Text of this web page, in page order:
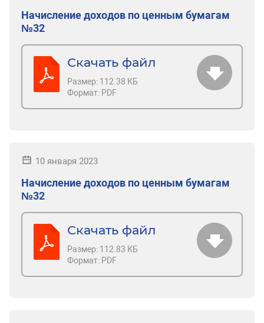
Начисление доходов по ценным бумагам
№32
Скачать файл
Размер: 112.38 КБ
Формат: PDF
10 января 2023
Начисление доходов по ценным бумагам
№32
Скачать файл
Размер: 112.83 КБ
Формат: PDF